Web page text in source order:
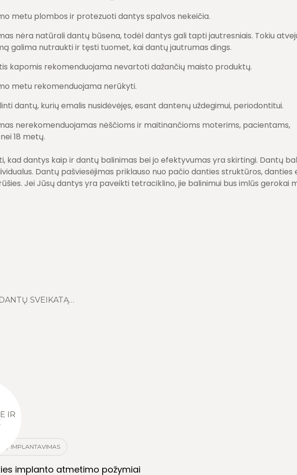
metu plombos ir protezuoti dantys spalvos nekeičia.
nėra natūrali dantų būsena, todėl dantys gali tapti jautresniais. Tokiu
galima nutraukti ir tęsti tuomet, kai dantų jautrumas dings.
kapomis rekomenduojama nevartoti dažančių maisto produktų.
metu rekomenduojama nerūkyti.
dantų, kurių emalis nusidėvėjęs, esant dantenų uždegimui, periodontitui.
nerekomenduojamas nėščioms ir maitinančioms moterims, pacientams,
18 metų.
kad dantys kaip ir dantų balinimas bei jo efektyvumas yra skirtingi. Dantų
Dantų pašviesėjimas priklauso nuo pačio danties struktūros, danties
Jei Jūsų dantys yra paveikti tetraciklino, jie balinimui bus imlūs gerokai
SVEIKATĄ…
IMPLANTAVIMAS
implanto atmetimo požymiai
IR